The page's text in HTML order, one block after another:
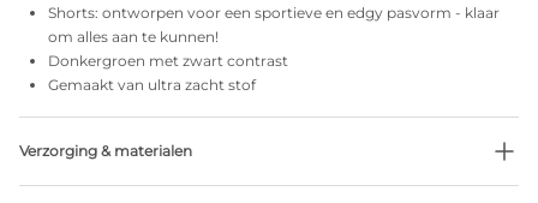
Shorts: ontworpen voor een sportieve en edgy pasvorm - klaar
om alles aan te kunnen!
Donkergroen met zwart contrast
Gemaakt van ultra zacht stof
Verzorging & materialen